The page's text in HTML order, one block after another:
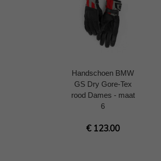
Handschoen BMW
GS Dry Gore-Tex
rood Dames - maat
6
€ 123.00